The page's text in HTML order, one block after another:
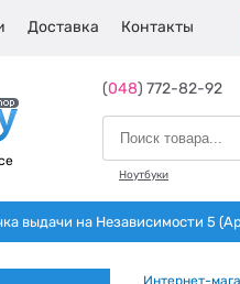
Доставка Контакты
(048) 772-82-92
Ноутбуки
выдачи на Независимости 5
Интернет-